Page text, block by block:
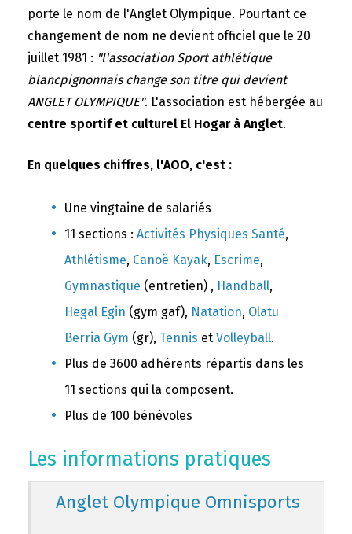
porte le nom de l'Anglet Olympique. Pourtant ce
changement de nom ne devient officiel que le 20
juillet 1981 : "l'association Sport athlétique
blancpignonnais change son titre qui devient
ANGLET OLYMPIQUE". L'association est hébergée au
centre sportif et culturel El Hogar à Anglet.
En quelques chiffres, l'AOO, c'est :
Une vingtaine de salariés
11 sections : Activités Physiques Santé,
Athlétisme, Canoë Kayak, Escrime,
Gymnastique (entretien) , Handball,
Hegal Egin (gym gaf), Natation, Olatu
Berria Gym (gr), Tennis et Volleyball.
Plus de 3600 adhérents répartis dans les
11 sections qui la composent.
Plus de 100 bénévoles
Les informations pratiques
Anglet Olympique Omnisports